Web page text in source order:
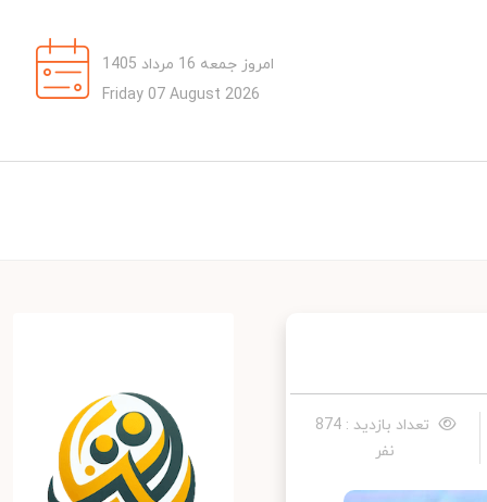
امروز جمعه 16 مرداد 1405
Friday 07 August 2026
تعداد بازدید : 874
نفر